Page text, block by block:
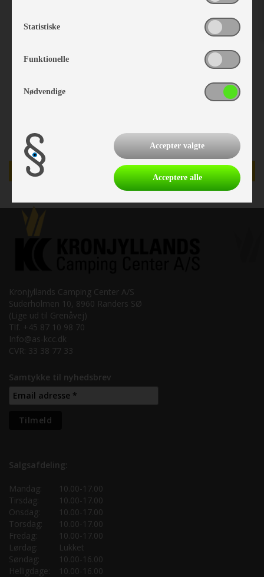
TILBUD
Kronjyllands Camping Center A/S
Suderholmen 10, 8960 Randers SØ
(Lige ud til Grenåvej)
Tlf. +45 87 10 98 70
Info@as-kcc.dk
CVR: 33 38 77 33
Samtykke til nyhedsbrev
Salgsafdeling:
Mandag:
10.00-17.00
Tirsdag:
10.00-17.00
Onsdag:
10.00-17.00
Torsdag:
10.00-17.00
Fredag:
10.00-17.00
Lørdag:
Lukket
Søndag:
10.00-16.00
Helligdage:
10.00-16.00
Statistiske
Funktionelle
Nødvendige
Accepter valgte
Acceptere alle